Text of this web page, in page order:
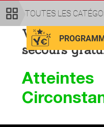
TOUTES LES
Vidéos
secours
Atteintes